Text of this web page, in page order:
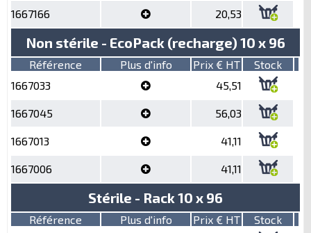
1667166
20,53
Non stérile - EcoPack (recharge) 10 x 96
Référence Plus d'info Prix € HT
Stock
1667033
45,51
1667045 56,03
1667013 41,11
1667006 41,11
Stérile - Rack 10 x 96
Référence Plus d'info Prix € HT
Stock